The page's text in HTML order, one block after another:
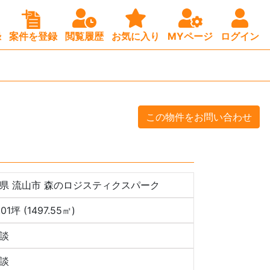
案件を登録 閲覧履歴 お気に入り MYページ ログイン
この物件をお問い合わせ
流山市 森のロジスティクスパーク
坪 (1497.55㎡)